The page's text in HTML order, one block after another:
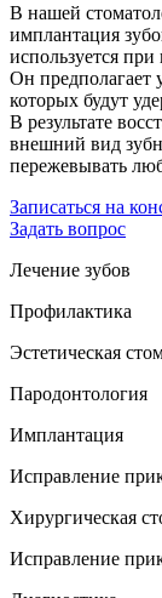
В нашей
имплантация
используется
Он предполагает
которых будут
В результате
внешний вид
пережевывать
Записаться на
Задать вопрос
Лечение зубов
Профилактика
Эстетическая
Пародонтология
Имплантация
Исправление
Хирургическая
Исправление